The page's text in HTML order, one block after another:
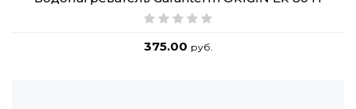
375.00 руб.